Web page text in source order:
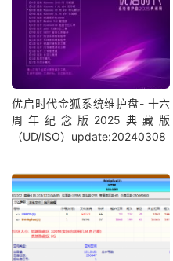
优启时代金狐系统维护盘- 十六
周年纪念版2025典藏版
（UD/ISO）update:20240308